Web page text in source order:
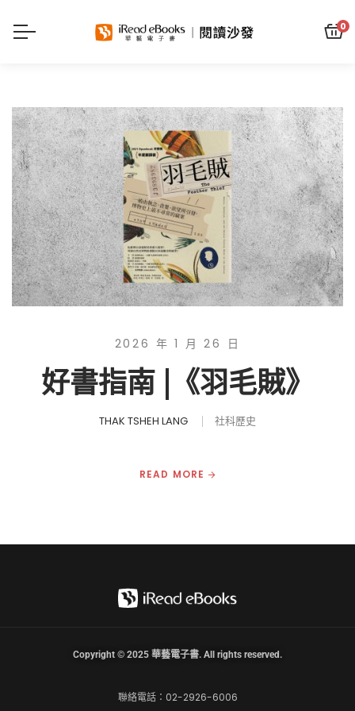
0
2026 年 1 月 26 日
好書指南 |《羽毛賊》
THAK TSHEH LANG 社科歷史
READ MORE
聯絡電話：02-2926-6006
Copyright © 2025 華藝電子書. All rights reserved.